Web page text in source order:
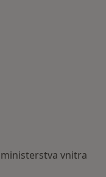
vnitra